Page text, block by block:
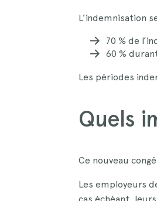
L’indemnisation
70 % de
60 %
Les périodes
Quels
Ce nouveau
Les employeurs